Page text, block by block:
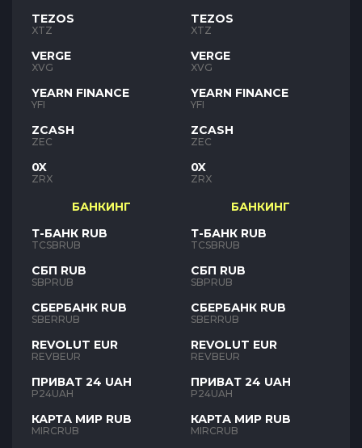
TEZOS
XTZ
VERGE
XVG
YEARN FINANCE
YFI
ZCASH
ZEC
0X
ZRX
БАНКИНГ
Т-БАНК RUB
TCSBRUB
СБП RUB
SBPRUB
СБЕРБАНК RUB
SBERRUB
REVOLUT EUR
REVBEUR
ПРИВАТ 24 UAH
P24UAH
КАРТА МИР RUB
MIRCRUB
TEZOS
XTZ
VERGE
XVG
YEARN FINANCE
YFI
ZCASH
ZEC
0X
ZRX
БАНКИНГ
Т-БАНК RUB
TCSBRUB
СБП RUB
SBPRUB
СБЕРБАНК RUB
SBERRUB
REVOLUT EUR
REVBEUR
ПРИВАТ 24 UAH
P24UAH
КАРТА МИР RUB
MIRCRUB